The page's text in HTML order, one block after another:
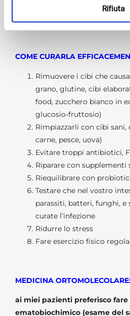
Rifiuta
5) Disbiosi intestinale
COME CURARLA
Rimuovere i cibi che
grano, glutine, cibi
food, zucchero bianco in
glucosio-fruttosio)
Rimpiazzarli con cibi
carne, pesce, uova)
Evitare troppi antibiotici,
Riparare con supplementi
Riequilibrare con
Testare che nel vostro
parassiti, batteri, funghi, e
curate l’infezione
Ridurre lo stress
Fare esercizio fisico
MEDICINA
ai miei pazienti preferisco
ematobiochimico (esame del